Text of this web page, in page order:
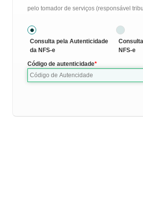
pelo tomador de serviços (responsável
Consulta pela Autenticidade
da NFS-e
NFS-e
Código de autenticidade